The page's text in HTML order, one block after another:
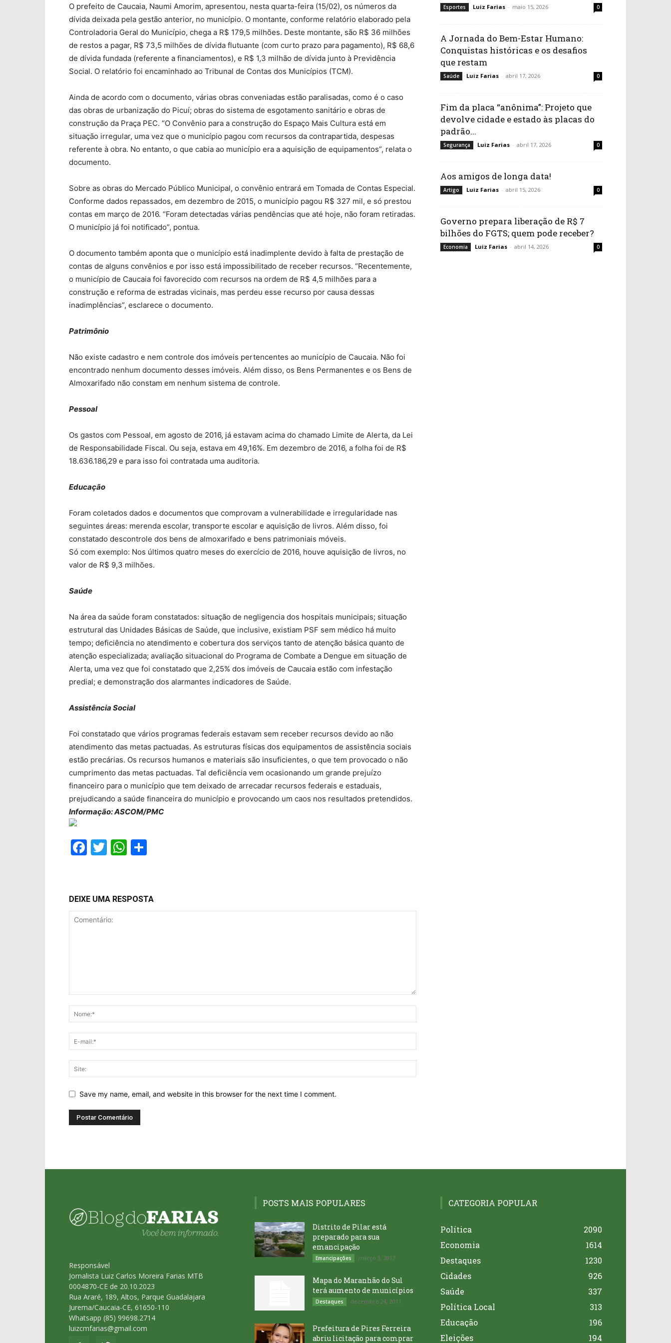
O prefeito de Caucaia, Naumi Amorim, apresentou, nesta quarta-feira (15/02), os números da
dívida deixada pela gestão anterior, no município. O montante, conforme relatório elaborado pela
Controladoria Geral do Município, chega a R$ 179,5 milhões. Deste montante, são R$ 36 milhões
de restos a pagar, R$ 73,5 milhões de dívida flutuante (com curto prazo para pagamento), R$ 68,6
de dívida fundada (referente a financiamentos), e R$ 1,3 milhão de dívida junto à Previdência
Social. O relatório foi encaminhado ao Tribunal de Contas dos Municípios (TCM).
Ainda de acordo com o documento, várias obras conveniadas estão paralisadas, como é o caso
das obras de urbanização do Picuí; obras do sistema de esgotamento sanitário e obras de
construção da Praça PEC. “O Convênio para a construção do Espaço Mais Cultura está em
situação irregular, uma vez que o município pagou com recursos da contrapartida, despesas
referente à obra. No entanto, o que cabia ao município era a aquisição de equipamentos”, relata o
documento.
Sobre as obras do Mercado Público Municipal, o convênio entrará em Tomada de Contas Especial.
Conforme dados repassados, em dezembro de 2015, o município pagou R$ 327 mil, e só prestou
contas em março de 2016. “Foram detectadas várias pendências que até hoje, não foram retiradas.
O município já foi notificado”, pontua.
O documento também aponta que o município está inadimplente devido à falta de prestação de
contas de alguns convênios e por isso está impossibilitado de receber recursos. “Recentemente,
o município de Caucaia foi favorecido com recursos na ordem de R$ 4,5 milhões para a
construção e reforma de estradas vicinais, mas perdeu esse recurso por causa dessas
inadimplências”, esclarece o documento.
Patrimônio
Não existe cadastro e nem controle dos imóveis pertencentes ao município de Caucaia. Não foi
encontrado nenhum documento desses imóveis. Além disso, os Bens Permanentes e os Bens de
Almoxarifado não constam em nenhum sistema de controle.
Pessoal
Os gastos com Pessoal, em agosto de 2016, já estavam acima do chamado Limite de Alerta, da Lei
de Responsabilidade Fiscal. Ou seja, estava em 49,16%. Em dezembro de 2016, a folha foi de R$
18.636.186,29 e para isso foi contratada uma auditoria.
Educação
Foram coletados dados e documentos que comprovam a vulnerabilidade e irregularidade nas
seguintes áreas: merenda escolar, transporte escolar e aquisição de livros. Além disso, foi
constatado descontrole dos bens de almoxarifado e bens patrimoniais móveis.
Só com exemplo: Nos últimos quatro meses do exercício de 2016, houve aquisição de livros, no
valor de R$ 9,3 milhões.
Saúde
Na área da saúde foram constatados: situação de negligencia dos hospitais municipais; situação
estrutural das Unidades Básicas de Saúde, que inclusive, existiam PSF sem médico há muito
tempo; deficiência no atendimento e cobertura dos serviços tanto de atenção básica quanto de
atenção especializada; avaliação situacional do Programa de Combate a Dengue em situação de
Alerta, uma vez que foi constatado que 2,25% dos imóveis de Caucaia estão com infestação
predial; e demonstração dos alarmantes indicadores de Saúde.
Assistência Social
Foi constatado que vários programas federais estavam sem receber recursos devido ao não
atendimento das metas pactuadas. As estruturas físicas dos equipamentos de assistência sociais
estão precárias. Os recursos humanos e materiais são insuficientes, o que tem provocado o não
cumprimento das metas pactuadas. Tal deficiência vem ocasionando um grande prejuízo
financeiro para o município que tem deixado de arrecadar recursos federais e estaduais,
prejudicando a saúde financeira do município e provocando um caos nos resultados pretendidos.
Informação: ASCOM/PMC
Facebook
TwitterWhatsApp
DEIXE UMA RESPOSTA
Save my name, email, and website in this browser for the next time I comment.
Esportes Luiz Farias - maio 15, 2026 0
A Jornada do Bem-Estar Humano:
Conquistas históricas e os desafios
que restam
Saúde Luiz Farias - abril 17, 2026 0
Fim da placa “anônima”: Projeto que
devolve cidade e estado às placas do
padrão...
Segurança Luiz Farias - abril 17, 2026 0
Aos amigos de longa data!
Artigo Luiz Farias - abril 15, 2026 0
Governo prepara liberação de R$ 7
bilhões do FGTS; quem pode receber?
Economia Luiz Farias - abril 14, 2026 0
Responsável
Jornalista Luiz Carlos Moreira Farias MTB
0004870-CE de 20.10.2023
Rua Araré, 189, Altos, Parque Guadalajara
Jurema/Caucaia-CE, 61650-110
Whatsapp (85) 99698.2714
luizcmfarias@gmail.com
POSTS MAIS POPULARES
Distrito de Pilar está
preparado para sua
emancipação
Emancipações março 3, 2017
Mapa do Maranhão do Sul
terá aumento de municípios
Destaques dezembro 24, 2011
Prefeitura de Pires Ferreira
abriu licitação para comprar
CATEGORIA POPULAR
Política
2090
Economia
1614
Destaques
1230
Cidades
926
Saúde
337
Política Local
313
Educação
196
Eleições
194